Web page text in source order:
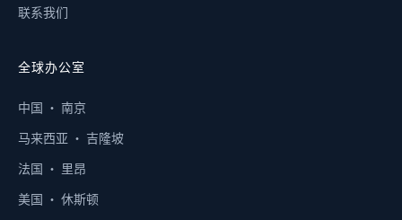
联系我们
全球办公室
中国 · 南京
马来西亚 · 吉隆坡
法国 · 里昂
美国 · 休斯顿